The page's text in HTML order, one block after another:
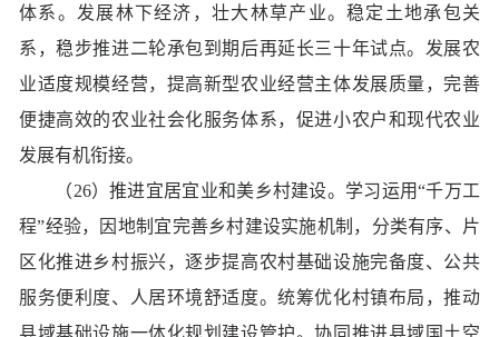
体系。发展林下经济，壮大林草产业。稳定土地承包关
系，稳步推进二轮承包到期后再延长三十年试点。发展农
业适度规模经营，提高新型农业经营主体发展质量，完善
便捷高效的农业社会化服务体系，促进小农户和现代农业
发展有机衔接。
（26）推进宜居宜业和美乡村建设。学习运用“千万工
程”经验，因地制宜完善乡村建设实施机制，分类有序、片
区化推进乡村振兴，逐步提高农村基础设施完备度、公共
服务便利度、人居环境舒适度。统筹优化村镇布局，推动
县域基础设施一体化规划建设管护。协同推进县域国土空